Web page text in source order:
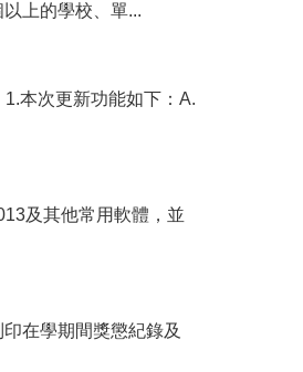
上的學校、單...
本次更新功能如下：A.
及其他常用軟體，並
在學期間獎懲紀錄及